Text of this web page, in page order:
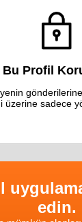
Bu Profil
üzerine sadece
edin.